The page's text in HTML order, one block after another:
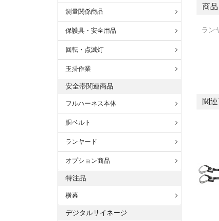
商
ラン
関
測量関係商品
保護具・安全用品
回転・点滅灯
玉掛作業
安全帯関連商品
フルハーネス本体
胴ベルト
ランヤード
オプション商品
特注品
横幕
デジタルサイネージ